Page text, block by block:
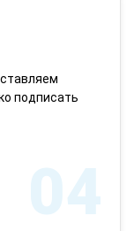
подписать
04